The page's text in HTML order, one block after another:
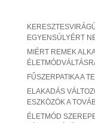
EGYENSÚLYÉRT
MIÉRT REMEK
FŰSZERPATIKA A
ELAKADÁS
ESZKÖZÖK A
ÉLETMÓD